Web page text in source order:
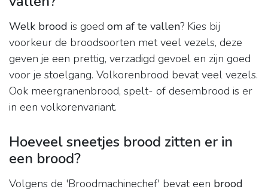
Welk brood is goed om af te vallen? Kies bij
voorkeur de broodsoorten met veel vezels, deze
geven je een prettig, verzadigd gevoel en zijn goed
voor je stoelgang. Volkorenbrood bevat veel vezels.
Ook meergranenbrood, spelt- of desembrood is er
in een volkorenvariant.
Hoeveel sneetjes brood zitten er in
een brood?
Volgens de 'Broodmachinechef' bevat een brood